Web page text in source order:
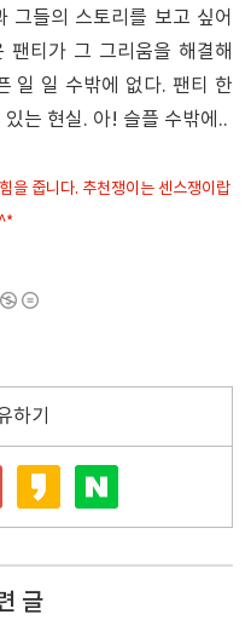
그들의 스토리를 보고 싶어
티가 그 그리움을 해결해
일 일 수밖에 없다. 팬티 한
는 현실. 아! 슬플 수밖에..
을 줍니다. 추천쟁이는 센스쟁이랍
하기
글